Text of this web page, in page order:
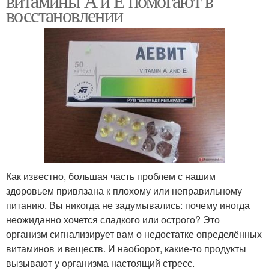
восстановлении
Как известно, большая часть проблем с нашим
здоровьем привязана к плохому или неправильному
питанию. Вы никогда не задумывались: почему иногда
неожиданно хочется сладкого или острого? Это
организм сигнализирует вам о недостатке определённых
витаминов и веществ. И наоборот, какие-то продукты
вызывают у организма настоящий стресс.